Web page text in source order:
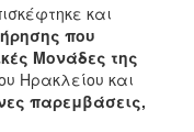
και
που
Μονάδες της
Ηρακλείου και
παρεμβάσεις,